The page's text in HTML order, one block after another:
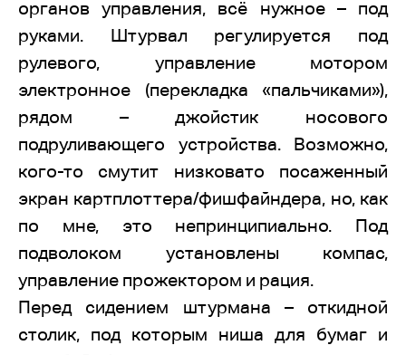
органов управления, всё нужное – под
руками. Штурвал регулируется под
рулевого, управление мотором
электронное (перекладка «пальчиками»),
рядом – джойстик носового
подруливающего устройства. Возможно,
кого-то смутит низковато посаженный
экран картплоттера/фишфайндера, но, как
по мне, это непринципиально. Под
подволоком установлены компас,
управление прожектором и рация.
Перед сидением штурмана – откидной
столик, под которым ниша для бумаг и